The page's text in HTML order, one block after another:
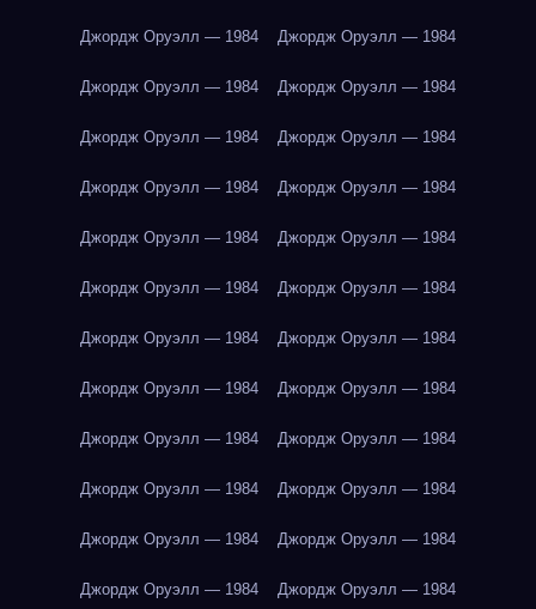
Джордж Оруэлл — 1984 Джордж Оруэлл — 1984
Джордж Оруэлл — 1984 Джордж Оруэлл — 1984
Джордж Оруэлл — 1984 Джордж Оруэлл — 1984
Джордж Оруэлл — 1984 Джордж Оруэлл — 1984
Джордж Оруэлл — 1984 Джордж Оруэлл — 1984
Джордж Оруэлл — 1984 Джордж Оруэлл — 1984
Джордж Оруэлл — 1984 Джордж Оруэлл — 1984
Джордж Оруэлл — 1984 Джордж Оруэлл — 1984
Джордж Оруэлл — 1984 Джордж Оруэлл — 1984
Джордж Оруэлл — 1984 Джордж Оруэлл — 1984
Джордж Оруэлл — 1984 Джордж Оруэлл — 1984
Джордж Оруэлл — 1984 Джордж Оруэлл — 1984